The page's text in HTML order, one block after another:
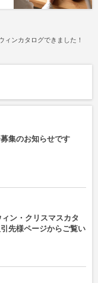
ィンカタログできました！
集のお知らせです
ン・クリスマスカタ
先様ページからご覧い